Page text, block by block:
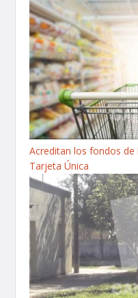
Acreditan los fondos de
Tarjeta Única